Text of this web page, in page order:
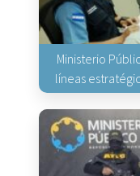
Ministerio
líneas